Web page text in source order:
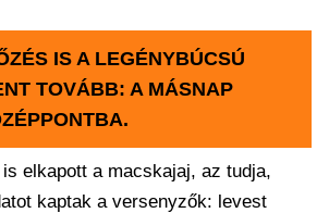
IS A LEGÉNYBÚCSÚ
TOVÁBB: A MÁSNAP
elkapott a macskajaj, az tudja,
kaptak a versenyzők: levest